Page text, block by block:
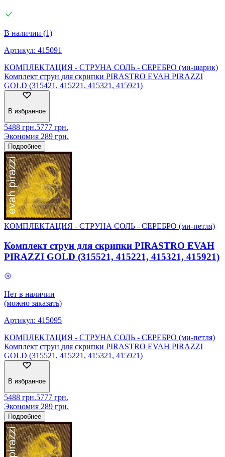
В наличии (1)
Артикул: 415091
КОМПЛЕКТАЦИЯ - СТРУНА СОЛЬ - СЕРЕБРО (ми-шарик)
Комплект струн для скрипки PIRASTRO EVAH PIRAZZI
GOLD (315421, 415221, 415321, 415921)
В избранное
5488 грн.5777 грн.
Экономия 289 грн.
Подробнее
КОМПЛЕКТАЦИЯ - СТРУНА СОЛЬ - СЕРЕБРО (ми-петля)
Комплект струн для скрипки PIRASTRO EVAH
PIRAZZI GOLD (315521, 415221, 415321, 415921)
Нет в наличии
(можно заказать)
Артикул: 415095
КОМПЛЕКТАЦИЯ - СТРУНА СОЛЬ - СЕРЕБРО (ми-петля)
Комплект струн для скрипки PIRASTRO EVAH PIRAZZI
GOLD (315521, 415221, 415321, 415921)
В избранное
5488 грн.5777 грн.
Экономия 289 грн.
Подробнее